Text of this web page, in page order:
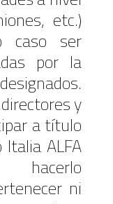
etc.)
caso ser
por la
y
a título
ALFA
ni